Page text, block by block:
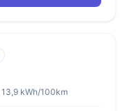
13,9 kWh/100km